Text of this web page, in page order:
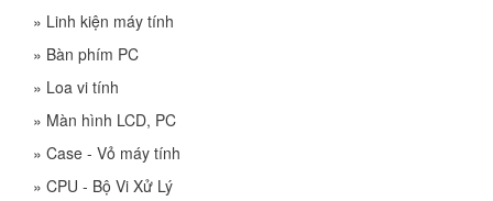
» Linh kiện máy tính
» Bàn phím PC
» Loa vi tính
» Màn hình LCD, PC
» Case - Vỏ máy tính
» CPU - Bộ Vi Xử Lý